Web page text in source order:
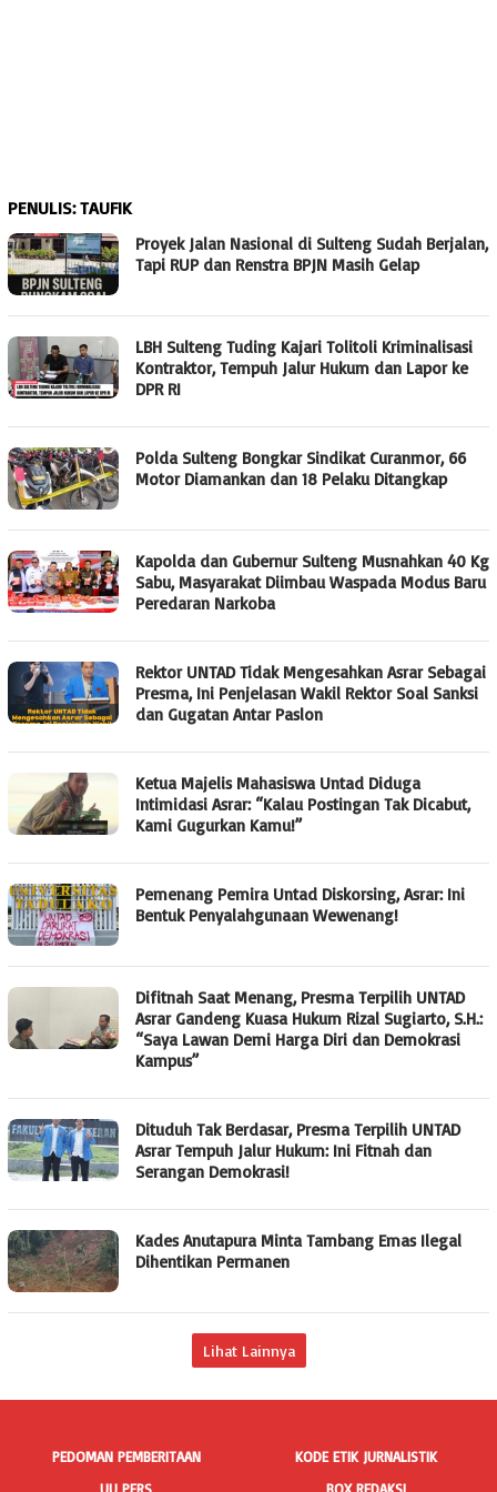
PENULIS:TAUFIK
Proyek Jalan Nasional di Sulteng Sudah Berjalan,
Tapi RUP dan Renstra BPJN Masih Gelap
LBH Sulteng Tuding Kajari Tolitoli Kriminalisasi
Kontraktor, Tempuh Jalur Hukum dan Lapor ke
DPR RI
Polda Sulteng Bongkar Sindikat Curanmor, 66
Motor Diamankan dan 18 Pelaku Ditangkap
Kapolda dan Gubernur Sulteng Musnahkan 40 Kg
Sabu, Masyarakat Diimbau Waspada Modus Baru
Peredaran Narkoba
Rektor UNTAD Tidak Mengesahkan Asrar Sebagai
Presma, Ini Penjelasan Wakil Rektor Soal Sanksi
dan Gugatan Antar Paslon
Ketua Majelis Mahasiswa Untad Diduga
Intimidasi Asrar: “Kalau Postingan Tak Dicabut,
Kami Gugurkan Kamu!”
Pemenang Pemira Untad Diskorsing, Asrar: Ini
Bentuk Penyalahgunaan Wewenang!
Difitnah Saat Menang, Presma Terpilih UNTAD
Asrar Gandeng Kuasa Hukum Rizal Sugiarto, S.H.:
“Saya Lawan Demi Harga Diri dan Demokrasi
Kampus”
Dituduh Tak Berdasar, Presma Terpilih UNTAD
Asrar Tempuh Jalur Hukum: Ini Fitnah dan
Serangan Demokrasi!
Kades Anutapura Minta Tambang Emas Ilegal
Dihentikan Permanen
Lihat Lainnya
PEDOMAN PEMBERITAAN
KODE ETIK JURNALISTIK